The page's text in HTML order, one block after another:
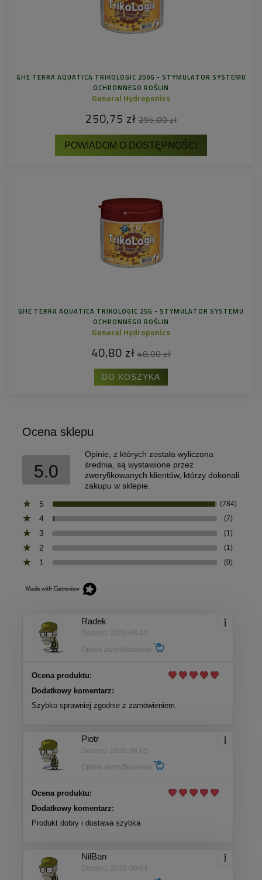
GHE TERRA AQUATICA TRIKOLOGIC 250G - STYMULATOR SYSTEMU
OCHRONNEGO ROŚLIN
General Hydroponics
250,75 zł 295,00 zł
POWIADOM O DOSTĘPNOŚCI
GHE TERRA AQUATICA TRIKOLOGIC 25G - STYMULATOR SYSTEMU
OCHRONNEGO ROŚLIN
General Hydroponics
40,80 zł 48,00 zł
DO KOSZYKA
Ocena sklepu
5.0
Opinie, z których została wyliczona
średnia, są wystawione przez
zweryfikowanych klientów, którzy dokonali
zakupu w sklepie.
5
(784)
4 (7)
3 (1)
2 (1)
1 (0)
Radek
Dodano: 2026-08-07
Opinia zweryfikowana
Ocena produktu:
Dodatkowy komentarz:
Szybko sprawniej zgodnie z zamówieniem.
Piotr
Dodano: 2026-08-05
Opinia zweryfikowana
Ocena produktu:
Dodatkowy komentarz:
Produkt dobry i dostawa szybka
NilBan
Dodano: 2026-08-04